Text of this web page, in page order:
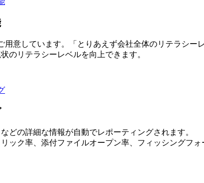
用意しています。「とりあえず会社全体のリテラシ
のリテラシーレベルを向上できます。
どの詳細な情報が自動でレポーティングされます。
ック率、添付ファイルオープン率、フィッシングフ